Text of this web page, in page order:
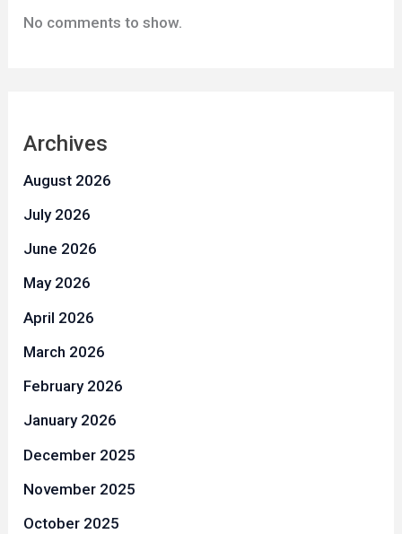
No comments to show.
Archives
August 2026
July 2026
June 2026
May 2026
April 2026
March 2026
February 2026
January 2026
December 2025
November 2025
October 2025